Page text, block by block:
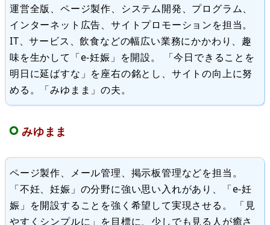
運営全版、ページ製作、システム開発、プログラム、
インターネット広告、サイトプロモーションを担当。
IT、サービス、飲食などの幅広い業務にかかわり、趣
味を生かして「e-妊娠」を開設。 「今日できることを
明日に延ばすな」を座右の銘とし、サイトの向上に努
める。「みゆまま」の夫。
みゆまま
ページ製作、メール管理、掲示板管理などを担当。
「不妊、妊娠」の分野に強い思い入れがあり、「e-妊
娠」を開設することを強く希望して実現させる。 「見
やすくシンプルに」を目標に、少しでも見る人が癒さ